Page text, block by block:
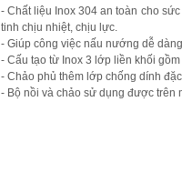
- Chất liệu Inox 304 an toàn cho
tinh chịu nhiệt, chịu lực.
- Giúp công việc nấu nướng dễ
- Cấu tạo từ Inox 3 lớp liền khối
- Chảo phủ thêm lớp chống dính
- Bộ nồi và chảo sử dụng được trên